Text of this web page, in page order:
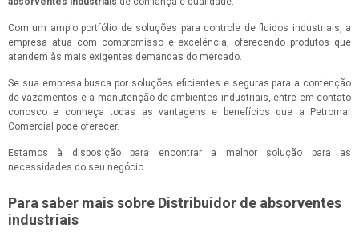
Com um amplo portfólio de soluções para controle de fluidos industriais, a
empresa atua com compromisso e excelência, oferecendo produtos que
atendem às mais exigentes demandas do mercado.
Se sua empresa busca por soluções eficientes e seguras para a contenção
de vazamentos e a manutenção de ambientes industriais, entre em contato
conosco e conheça todas as vantagens e benefícios que a Petromar
Comercial pode oferecer.
Estamos à disposição para encontrar a melhor solução para as
necessidades do seu negócio.
Para saber mais sobre Distribuidor de absorventes
industriais